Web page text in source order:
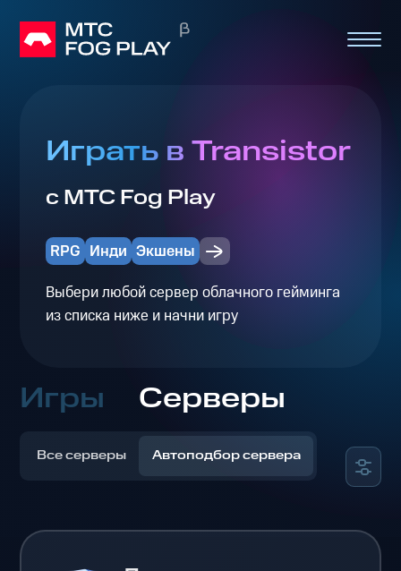
Играть в Transistor
с МТС Fog Play
RPG Инди Экшены
Выбери любой сервер облачного гейминга
из списка ниже и начни игру
Игры Серверы
Все серверы Автоподбор сервера